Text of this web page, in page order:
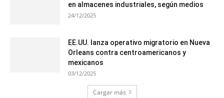
en almacenes industriales, según medios
24/12/2025
EE.UU. lanza operativo migratorio en Nueva
Orleans contra centroamericanos y
mexicanos
03/12/2025
Cargar más